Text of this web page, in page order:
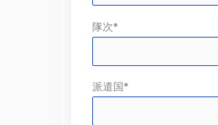
隊次*
派遣国*